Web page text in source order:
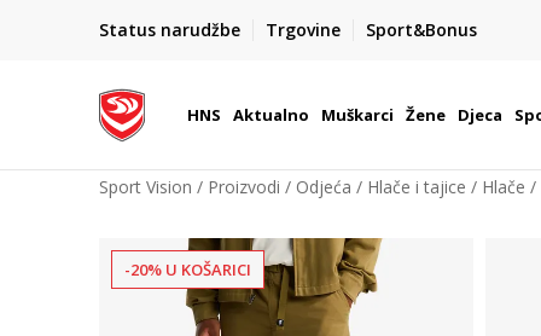
Status narudžbe Trgovine Sport&Bonus
BOX NOW
Dostava 1,50 €
| Više od 800 paketomata u Hrvatskoj
HNS Aktualno Muškarci Žene Djeca
Sport Vision Proizvodi Odjeća Hlače i tajice Hlače
-20% U KOŠARICI